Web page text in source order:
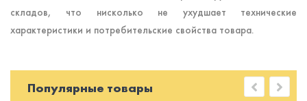
складов, что нисколько не ухудшает технические
характеристики и потребительские свойства товара.
Популярные товары